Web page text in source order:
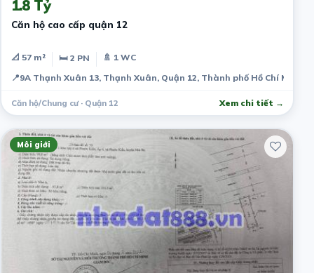
1.8 Tỷ
Căn hộ cao cấp quận 12
📐 57 m² 🛏 2 PN
🚿 1 WC
📍9A Thạnh Xuân 13, Thạnh Xuân, Quận 12, Thành phố Hồ Chí Minh,
Căn hộ/Chung cư · Quận 12 Xem chi tiết →
Môi giới